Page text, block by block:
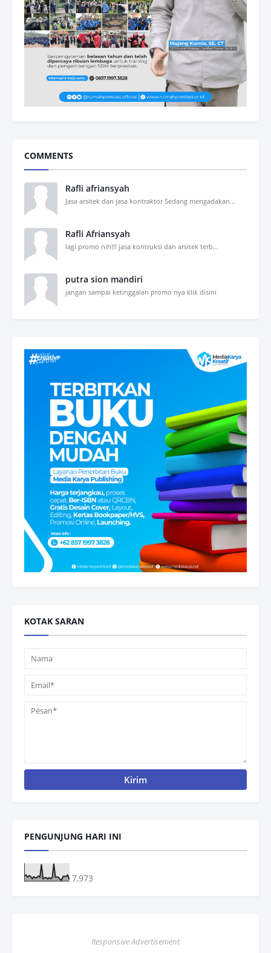
COMMENTS
Rafli afriansyah
Jasa arsitek dan jasa kontraktor Sedang mengadakan...
Rafli Afriansyah
lagi promo nih!!! jasa kontruksi dan arsitek terb...
putra sion mandiri
jangan sampai ketinggalan promo nya klik disini
KOTAK SARAN
PENGUNJUNG HARI INI
7,973
Responsive Advertisement